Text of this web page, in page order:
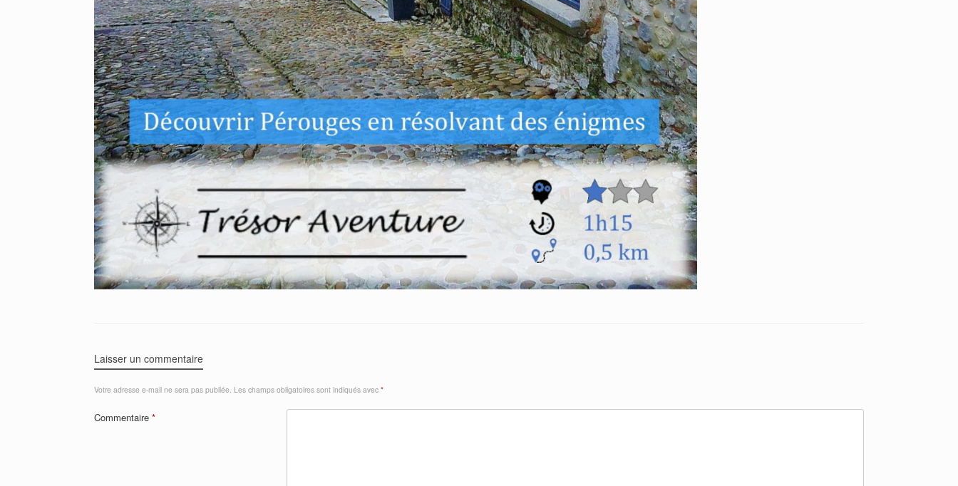
Laisser un commentaire
Votre adresse e-mail ne sera pas publiée. Les champs obligatoires sont indiqués avec *
Commentaire *